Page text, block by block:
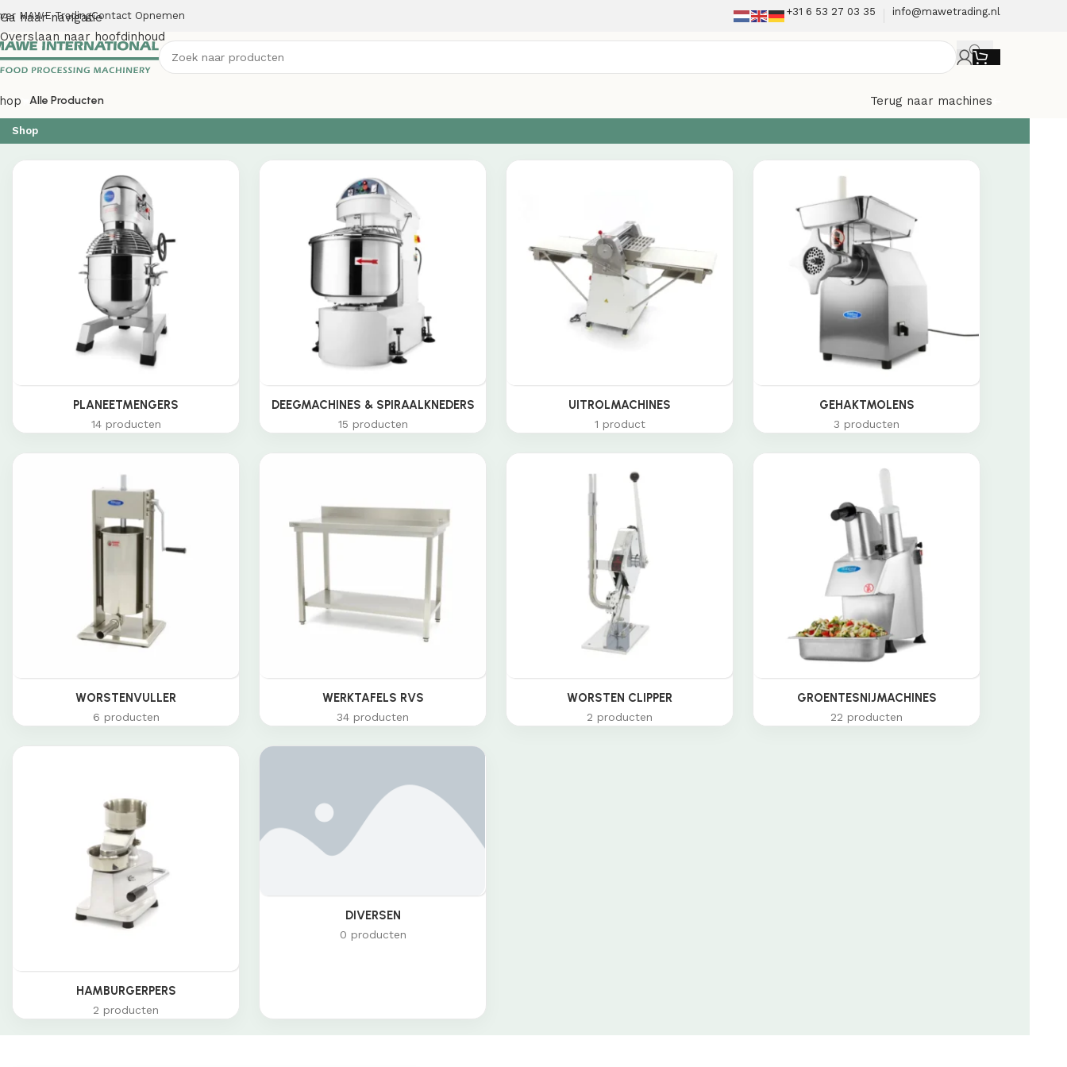
Ga naar navigatie
Overslaan naar hoofdinhoud
MAWE TradingContact Opnemen +31 6 53 27 03 35 info@mawetrading.nl
Alle Producten Terug naar machines
Shop
PLANEETMENGERS
14 producten
DEEGMACHINES & SPIRAALKNEDERS
15 producten
UITROLMACHINES
1 product
GEHAKTMOLENS
3 producten
WORSTENVULLER
6 producten
WERKTAFELS RVS
34 producten
WORSTEN CLIPPER
2 producten
GROENTESNIJMACHINES
22 producten
HAMBURGERPERS
2 producten
DIVERSEN
0 producten